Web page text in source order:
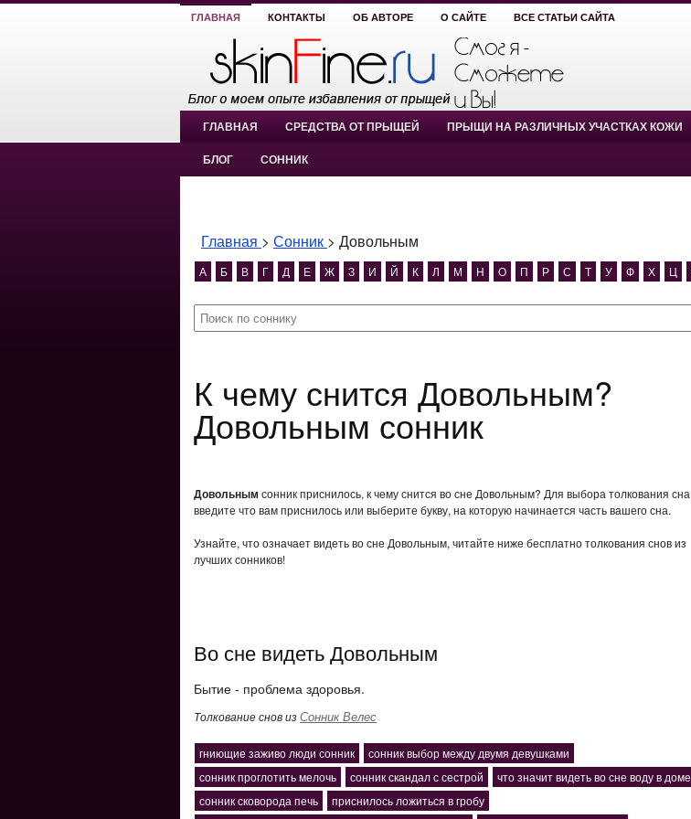
ГЛАВНАЯ КОНТАКТЫ ОБ АВТОРЕ О САЙТЕ ВСЕ СТАТЬИ САЙТА
ГЛАВНАЯ СРЕДСТВА ОТ ПРЫЩЕЙ ПРЫЩИ НА РАЗЛИЧНЫХ УЧАСТКАХ КОЖИ
БЛОГ СОННИК
Главная > Сонник > Довольным
А Б В Г Д Е Ж З И Й К Л М Н О П Р С Т У Ф Х Ц
К чему снится Довольным?
Довольным сонник
Довольным сонник приснилось, к чему снится во сне Довольным? Для выбора толкования сна
введите что вам приснилось или выберите букву, на которую начинается часть вашего сна.
Узнайте, что означает видеть во сне Довольным, читайте ниже бесплатно толкования снов из
лучших сонников!
Во сне видеть Довольным
Бытие - проблема здоровья.
Толкование снов изСонник Велес
гниющие заживо люди сонник
сонник выбор между двумя девушками
сонник проглотить мелочь
сонник скандал с сестрой
что значит видеть во сне воду в доме
сонник сковорода печь
приснилось ложиться в гробу